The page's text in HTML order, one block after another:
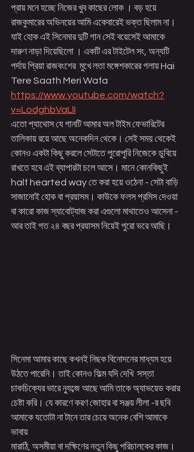
প্রায় মনে হচ্ছে নিজের খুব কাছের লোক । বড় হয়ে
রাজকুমারের অভিনয়ের আমি একেবারেই ভক্ত ছিলাম না।
যাই হোক এই সিনেমার দুটি গান সেই বয়েসেই আমাকে
দারুণ নাড়া দিয়েছিলো । একটি এর টাইটেল সং, অন্যটি
পর্দায় প্রিয়া রাজবংশের  মুখে লতা মঙ্গেশকারের গলায় Hai
Tere Saath Meri Wafa
https://www.youtube.com/watch?
v=LodghbVaLlI
এতো প্যাথোস যে গানটি আমার অল টাইম ফেভারিটের
তালিকায় রয়ে আছে অনেকদিন থেকে। সেই সময় থেকেই
কোনও একটা কিছু করলে সেটাতে পুরোপুরি নিজেকে ডুবিয়ে
রাখতে হবে এই ব্যাপারটা চলে আসে। মানে কোনকিছুই
half hearted way তে করা হয়ে ওঠেনা - সেটা বাড়ি
সাজানোই হোক বা প্রয়াসম। কাউকে ফলস প্রমিস দেওয়া
বা কারো কাজ স্যাবোট্যাজ করা এগুলো মাথাতেও আসেনা -
আর তাই গত ২৪ বছর প্রয়াসম নিয়েই পুরো ভরে আছি।
সিনেমা আমার কাছে কখনই নিছক বিনোদনের মাধ্যম হয়ে
উঠতে পারেনি। তাই কোনও ফিল্ম যদি দেখি  সস্তা
চাকচিক্যের ভারে ন্যুব্জে আছে আমি তাকে অ্যাভয়েড করার
চেষ্টা করি। যে কারণে করণ জোহার বা সঞ্জয় লীলা -র ছবি
আমাকে যতোটা না টানে তার চেয়ে অনেক বেশি আমাকে
ভাবায়
মারাঠি, অসমীয়া বা দক্ষিণের নতুন কিছু পরিচালকের কাজ।